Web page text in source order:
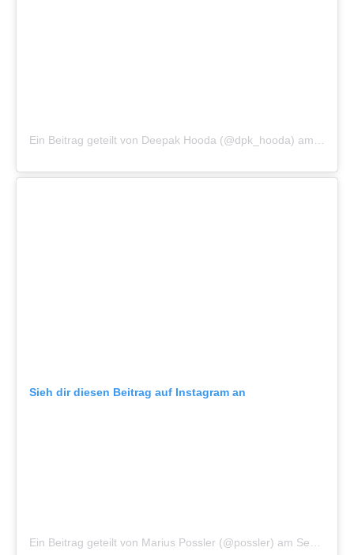
Ein Beitrag geteilt von Deepak Hooda (@dpk_hooda) am
Sieh dir diesen Beitrag auf Instagram an
Ein Beitrag geteilt von Marius Possler (@possler) am Sep 9, 2018 um 6:00 PDT